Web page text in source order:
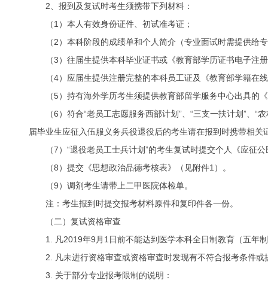
2、报到及复试时考生须携带下列材料：
（1）本人有效身份证件、初试准考证；
（2）本科阶段的成绩单和个人简介（专业面试时需提供给
（3）往届生提供本科毕业证书或《教育部学历证书电子
（4）应届生提供注册完整的本科员工证及《教育部学籍
（5）持有海外学历考生须提供教育部留学服务中心出具的
（6）符合“老员工志愿服务西部计划”、“三支一扶计划”、
届毕业生应征入伍服义务兵役退役后的考生请在报到时携带相关
（7）“退役老员工士兵计划”的考生复试时提交个人《应征
（8）提交《思想政治品德考核表》（见附件1）。
（9）调剂考生请带上二甲医院体检单。
注：考生报到时提交报考材料原件和复印件各一份。
（二）复试资格审查
1. 凡2019年9月1日前不能达到医学本科全日制教育（五年
2. 凡未进行资格审查或资格审查时发现有不符合报考条件
3. 关于部分专业报考限制的说明：